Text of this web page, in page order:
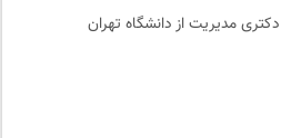
دکتری مدیریت از دانشگاه تهران